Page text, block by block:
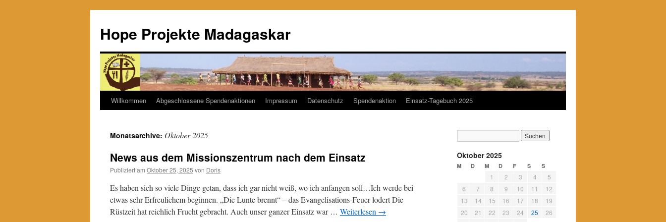
Hope Projekte Madagaskar
Zum
springen
Willkommen Abgeschlossene Spendenaktionen Impressum Datenschutz Spendenaktion Einsatz-Tagebuch 2025
Monatsarchive: Oktober 2025
News aus dem Missionszentrum nach dem Einsatz
Publiziert am Oktober 25, 2025 von Doris
Es haben sich so viele Dinge getan, dass ich gar nicht weiß, wo ich anfangen soll…Ich werde bei
etwas sehr Erfreulichem beginnen. „Die Lunte brennt“ – das Evangelisations-Feuer lodert Die
Rüstzeit hat reichlich Frucht gebracht. Auch unser ganzer Einsatz war … Weiterlesen →
Oktober 2025
M D M D F S S
1 2 3 4
5
6
7 8 9 10 11
12
13
14 15 16 17 18
19
20
21 22 23 24 25
26